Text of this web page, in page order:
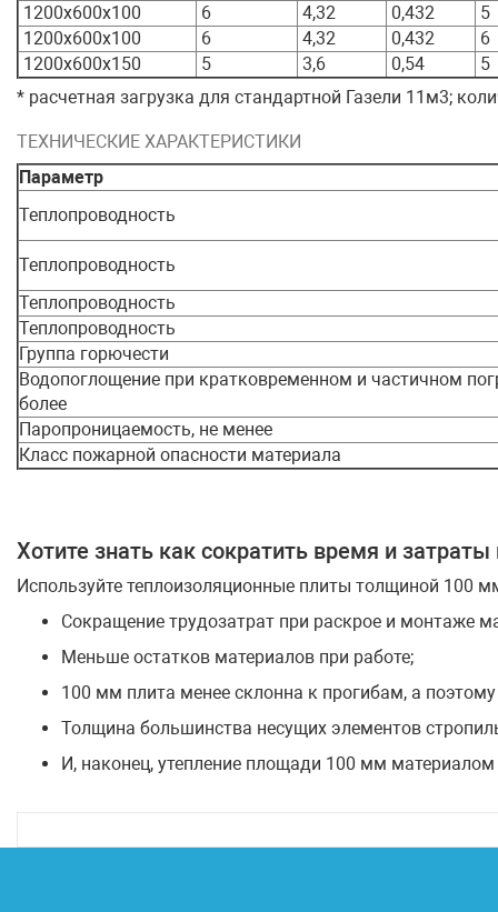
1200x600x100
6 4,32 0,432
5
1200x600x100
6 4,32 0,432
6
1200x600x150
5 3,6 0,54
5
* расчетная загрузка для стандартной Газели 11м3;
ТЕХНИЧЕСКИЕ ХАРАКТЕРИСТИКИ
Параметр
Теплопроводность
Теплопроводность
Теплопроводность
Теплопроводность
Группа горючести
Водопоглощение при кратковременном и частичном
более
Паропроницаемость, не менее
Класс пожарной опасности материала
Хотите знать как сократить время и
Используйте теплоизоляционные плиты толщиной 100
Сокращение трудозатрат при раскрое и монтаже
Меньше остатков материалов при работе;
100 мм плита менее склонна к прогибам, а
Толщина большинства несущих элементов
И, наконец, утепление площади 100 мм